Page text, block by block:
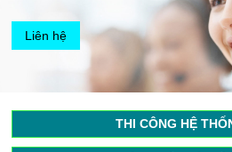
Liên hệ
THI CÔNG HỆ